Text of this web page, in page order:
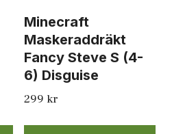
Minecraft
Maskeraddräkt
Fancy Steve S (4-
6) Disguise
299 kr